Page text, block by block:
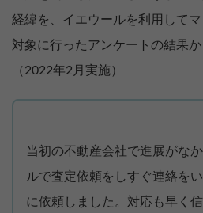
経緯を、イエウールを利用して
対象に行ったアンケートの結果か
（2022年2月実施）
当初の不動産会社で進展がな
ルで査定依頼をしすぐ連絡を
に依頼しました。対応も早く